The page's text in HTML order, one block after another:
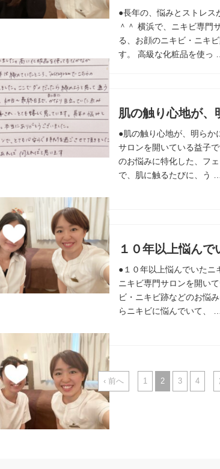
●長年の、悩みとストレス
＾＾ 横浜で、ニキビ専門
る、お顔のニキビ・ニキ
す。 高級な化粧品を使っ
肌の触り心地が、
●肌の触り心地が、明らか
サロンを開いている益子
のお悩みに特化した、フ
で、肌に触るたびに、う …
１０年以上悩んで
●１０年以上悩んでいたニ
ニキビ専門サロンを開い
ビ・ニキビ跡などのお悩
らニキビに悩んでいて、 …
‹ 前へ 1 2 3 4